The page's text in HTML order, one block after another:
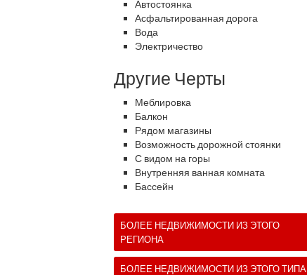
Автостоянка
Асфальтированная дорога
Вода
Электричество
Другие Черты
Меблировка
Балкон
Рядом магазины
Возможность дорожной стоянки
С видом на горы
Внутренняя ванная комната
Бассейн
БОЛЕЕ НЕДВИЖИМОСТИ ИЗ ЭТОГО
РЕГИОНА
БОЛЕЕ НЕДВИЖИМОСТИ ИЗ ЭТОГО ТИПА